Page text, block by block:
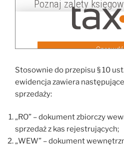
Stosownie do przepisu § 10
ewidencja zawiera
sprzedaży:
„RO” – dokument zbiorczy
sprzedaż z kas rejestrujących;
„WEW” – dokument